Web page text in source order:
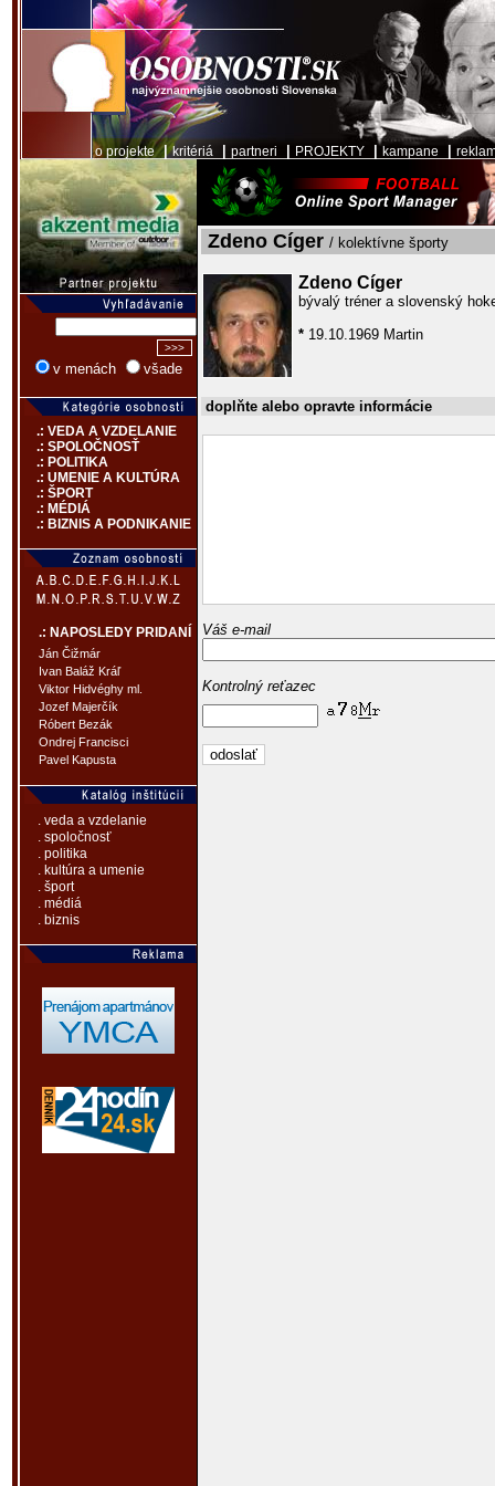
o projekte|kritériá partneri PROJEKTY kampane
v menách všade
.: VEDA A VZDELANIE
.: SPOLOČNOSŤ
.: POLITIKA
.: UMENIE A KULTÚRA
.: ŠPORT
.: MÉDIÁ
.: BIZNIS A PODNIKANIE
.: NAPOSLEDY PRIDANÍ
Ján Čižmár
Ivan Baláž Kráľ
Viktor Hidvéghy ml.
Jozef Majerčík
Róbert Bezák
Ondrej Francisci
Pavel Kapusta
. veda a vzdelanie
. spoločnosť
. politika
. kultúra a umenie
. šport
. médiá
. biznis
Zdeno Cíger / kolektívne športy
Zdeno Cíger
bývalý tréner a slovenský
* 19.10.1969 Martin
doplňte alebo opravte informácie
Váš e-mail
Kontrolný reťazec